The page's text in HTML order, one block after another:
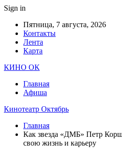
Sign in
Пятница, 7 августа, 2026
Контакты
Лента
Карта
КИНО ОК
Главная
Афиша
Кинотеатр Октябрь
Главная
Как звезда «ДМБ» Петр
свою жизнь и карьеру